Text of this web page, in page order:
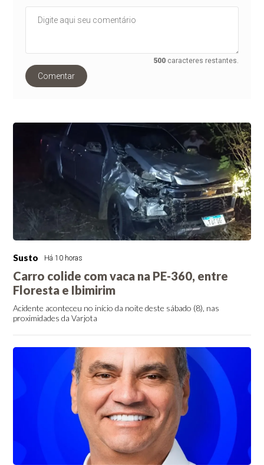
500 caracteres restantes.
Comentar
Susto Há 10 horas
Carro colide com vaca na PE-360, entre
Floresta e Ibimirim
Acidente aconteceu no início da noite deste sábado (8), nas
proximidades da Varjota